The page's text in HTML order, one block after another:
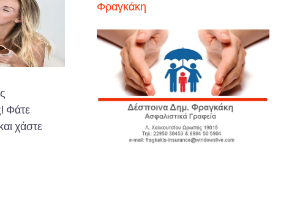
Φάτε
χάστε
Φραγκάκη